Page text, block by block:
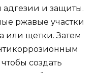
и защиты.
ржавые участки
или щетки. Затем
создать